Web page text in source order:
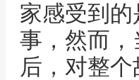
家感受到
事，然而，
后，对整